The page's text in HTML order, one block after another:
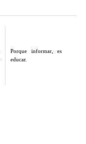
Porque informar, es
educar.